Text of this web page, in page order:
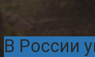
В России